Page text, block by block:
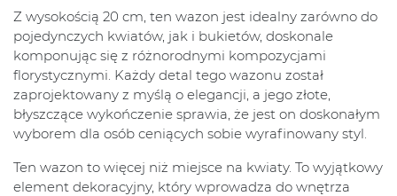
Z wysokością 20 cm, ten wazon jest idealny zarówno do
pojedynczych kwiatów, jak i bukietów, doskonale
komponując się z różnorodnymi kompozycjami
florystycznymi. Każdy detal tego wazonu został
zaprojektowany z myślą o elegancji, a jego złote,
błyszczące wykończenie sprawia, że jest on doskonałym
wyborem dla osób ceniących sobie wyrafinowany styl.
Ten wazon to więcej niż miejsce na kwiaty. To wyjątkowy
element dekoracyjny, który wprowadza do wnętrza